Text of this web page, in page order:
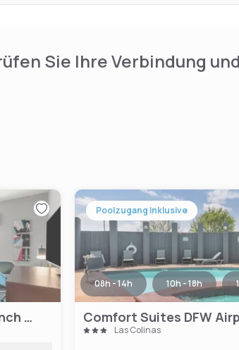
Sie Ihre Verbindung
Hampton Inn & Suites Farmers Branch Dallas
Poolzugang inklusive
08h - 14h 10h - 18h
Comfort Suites DFW
Las Colinas